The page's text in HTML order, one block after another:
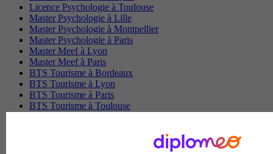
Licence Psychologie à Toulouse
Master Psychologie à Lille
Master Psychologie à Montpellier
Master Psychologie à Paris
Master Meef à Lyon
Master Meef à Paris
BTS Tourisme à Bordeaux
BTS Tourisme à Lyon
BTS Tourisme à Paris
BTS Tourisme à Toulouse
BTS Communication à Bordeaux